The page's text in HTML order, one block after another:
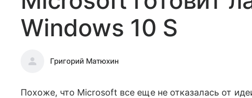
Windows 10 S
Григорий Матюхин
Похоже, что Microsoft все еще не отказалась от